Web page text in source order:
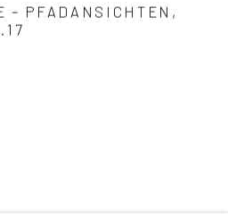
– PFADANSICHTEN,